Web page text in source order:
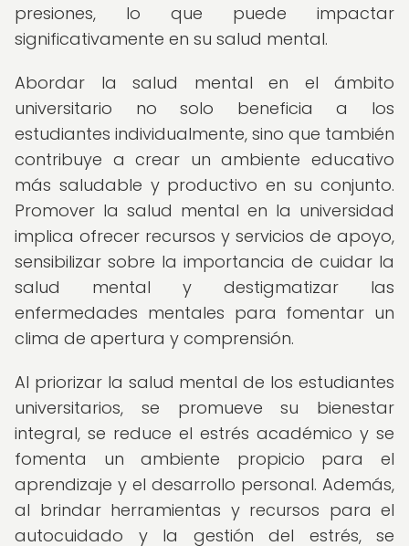
presiones, lo que puede impactar
significativamente en su salud mental.
Abordar la salud mental en el ámbito
universitario no solo beneficia a los
estudiantes individualmente, sino que también
contribuye a crear un ambiente educativo
más saludable y productivo en su conjunto.
Promover la salud mental en la universidad
implica ofrecer recursos y servicios de apoyo,
sensibilizar sobre la importancia de cuidar la
salud mental y destigmatizar las
enfermedades mentales para fomentar un
clima de apertura y comprensión.
Al priorizar la salud mental de los estudiantes
universitarios, se promueve su bienestar
integral, se reduce el estrés académico y se
fomenta un ambiente propicio para el
aprendizaje y el desarrollo personal. Además,
al brindar herramientas y recursos para el
autocuidado y la gestión del estrés, se